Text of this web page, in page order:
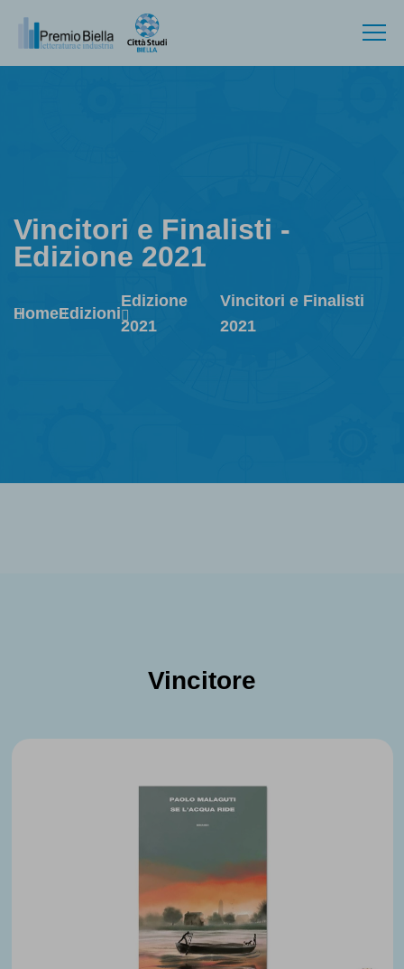
Vincitori e Finalisti -
Edizione 2021
HomeEdizioni
Edizione
2021
Vincitori e Finalisti
2021
Vincitore